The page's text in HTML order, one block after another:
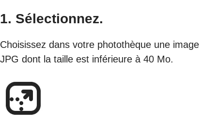
1. Sélectionnez.
Choisissez dans votre photothèque une image
JPG dont la taille est inférieure à 40 Mo.